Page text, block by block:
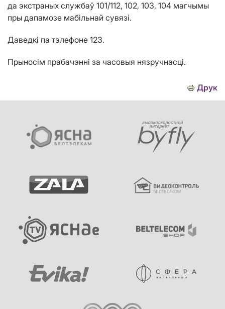
да экстраных службаў 101/112, 102, 103, 104 магчымы
пры дапамозе мабільнай сувязі.
Даведкі па тэлефоне 123.
Прыносім прабачэнні за часовыя нязручнасці.
Друк